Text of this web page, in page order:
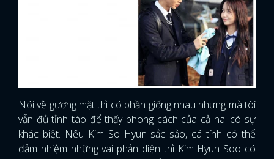
Nói về gương mặt thì có phần giống nhau nhưng mà tôi
vẫn đủ tỉnh táo để thấy phong cách của cả hai có sự
khác biệt. Nếu Kim So Hyun sắc sảo, cá tính có thể
đảm nhiệm những vai phản diện thì Kim Hyun Soo có